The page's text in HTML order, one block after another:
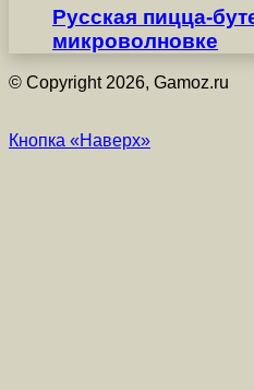
Русская пицца-
микроволновке
© Copyright 2026, Gamoz.ru
Кнопка «Наверх»